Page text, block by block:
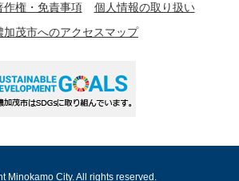
作権・免責事項
個人情報の取り扱い
加茂市へのアクセスマップ
Minokamo City. All rights reserved.